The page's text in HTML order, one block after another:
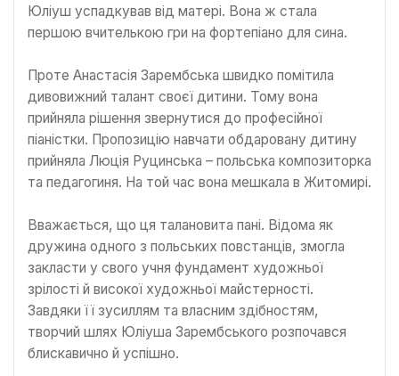
Юліуш успадкував від матері. Вона ж стала
першою вчителькою гри на фортепіано для сина.
Проте Анастасія Зарембська швидко помітила
дивовижний талант своєї дитини. Тому вона
прийняла рішення звернутися до професійної
піаністки. Пропозицію навчати обдаровану дитину
прийняла Люція Руцинська – польська композиторка
та педагогиня. На той час вона мешкала в Житомирі.
Вважається, що ця талановита пані. Відома як
дружина одного з польських повстанців, змогла
закласти у свого учня фундамент художньої
зрілості й високої художньої майстерності.
Завдяки її зусиллям та власним здібностям,
творчий шлях Юліуша Зарембського розпочався
блискавично й успішно.